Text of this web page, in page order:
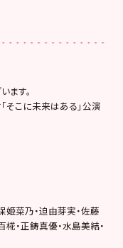
ます。
そこに未来はある」公演
姫菜乃・迫由芽実・佐藤
・正鋳真優・水島美結・